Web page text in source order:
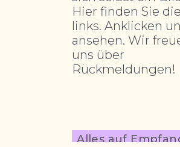
Hier finden Sie die
links. Anklicken
ansehen. Wir
uns über
Rückmeldungen!
Alles auf